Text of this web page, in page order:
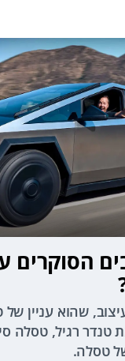
הסוקרים
שהוא עניין של
טנדר רגיל, טסלה
טסלה.